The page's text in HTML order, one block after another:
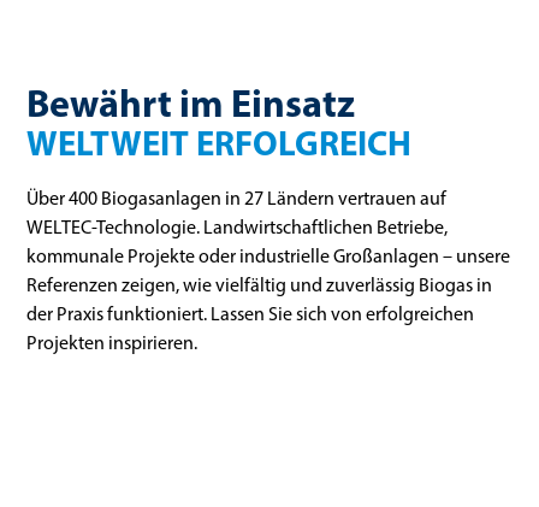
Bewährt im Einsatz
WELTWEIT ERFOLGREICH
Über 400 Biogasanlagen in 27 Ländern vertrauen auf
WELTEC-Technologie. Landwirtschaftlichen Betriebe,
kommunale Projekte oder industrielle Großanlagen – unsere
Referenzen zeigen, wie vielfältig und zuverlässig Biogas in
der Praxis funktioniert. Lassen Sie sich von erfolgreichen
Projekten inspirieren.